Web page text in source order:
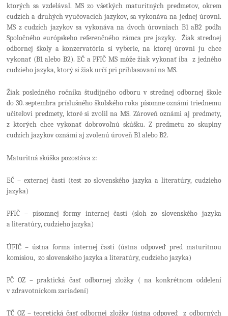
ktorých sa vzdelával. MS zo všetkých maturitných predmetov, okrem
cudzích a druhých vyučovacích jazykov, sa vykonáva na jednej úrovni.
MS z cudzích jazykov sa vykonáva na dvoch úrovniach B1 aB2 podľa
Spoločného európskeho referenčného rámca pre jazyky. Žiak strednej
odbornej školy a konzervatória si vyberie, na ktorej úrovni ju chce
vykonať (B1 alebo B2). EČ a PFIČ MS môže žiak vykonať iba z jedného
cudzieho jazyka, ktorý si žiak určí pri prihlasovaní na MS.
Žiak posledného ročníka študijného odboru v strednej odbornej škole
do 30. septembra príslušného školského roka písomne oznámi triednemu
učiteľovi predmety, ktoré si zvolil na MS. Zároveň oznámi aj predmety,
z ktorých chce vykonať dobrovoľnú skúšku. Z predmetu zo skupiny
cudzích jazykov oznámi aj zvolenú úroveň B1 alebo B2.
Maturitná skúška pozostáva z:
EČ – externej časti (test zo slovenského jazyka a literatúry, cudzieho
jazyka)
PFIČ – písomnej formy internej časti (sloh zo slovenského jazyka
a literatúry, cudzieho jazyka)
ÚFIČ – ústna forma internej časti (ústna odpoveď pred maturitnou
komisiou, zo slovenského jazyka a literatúry, cudzieho jazyka)
PČ OZ – praktická časť odbornej zložky ( na konkrétnom oddelení
v zdravotníckom zariadení)
TČ OZ – teoretická časť odbornej zložky (ústna odpoveď z odborných